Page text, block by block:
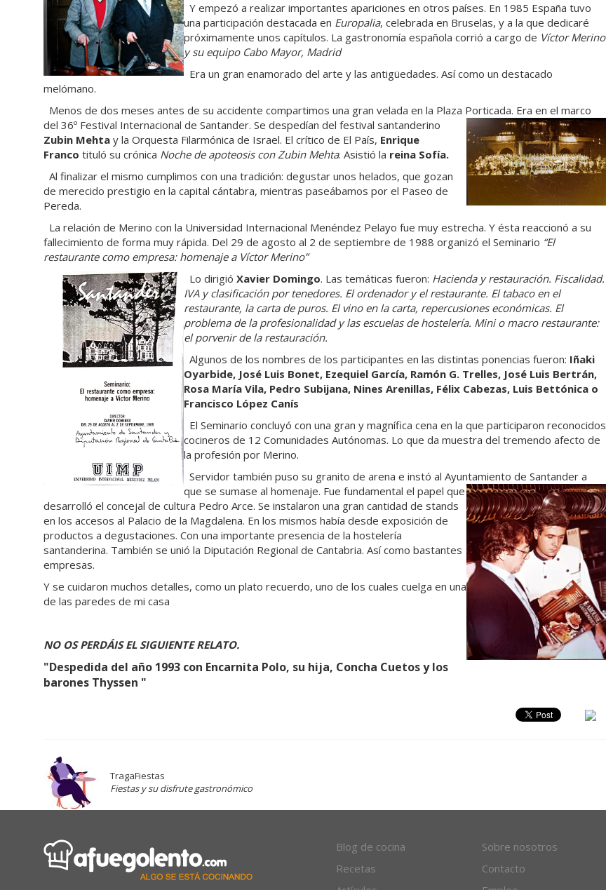
Y empezó a realizar importantes apariciones en otros países. En 1985 España tuvo
una participación destacada en Europalia, celebrada en Bruselas, y a la que dedicaré
próximamente unos capítulos. La gastronomía española corrió a cargo de Víctor Merino
y su equipo Cabo Mayor, Madrid
Era un gran enamorado del arte y las antigüedades. Así como un destacado
melómano.
Menos de dos meses antes de su accidente compartimos una gran velada en la Plaza Porticada. Era en el marco
del 36º Festival Internacional de Santander. Se despedían del festival santanderino
Zubin Mehta y la Orquesta Filarmónica de Israel. El crítico de El País, Enrique
Franco tituló su crónica Noche de apoteosis con Zubin Mehta. Asistió la reina Sofía.
Al finalizar el mismo cumplimos con una tradición: degustar unos helados, que gozan
de merecido prestigio en la capital cántabra, mientras paseábamos por el Paseo de
Pereda.
La relación de Merino con la Universidad Internacional Menéndez Pelayo fue muy estrecha. Y ésta reaccionó a su
fallecimiento de forma muy rápida. Del 29 de agosto al 2 de septiembre de 1988 organizó el Seminario “El
restaurante como empresa: homenaje a Víctor Merino”
Lo dirigió Xavier Domingo. Las temáticas fueron: Hacienda y restauración. Fiscalidad.
IVA y clasificación por tenedores. El ordenador y el restaurante. El tabaco en el
restaurante, la carta de puros. El vino en la carta, repercusiones económicas. El
problema de la profesionalidad y las escuelas de hostelería. Mini o macro restaurante:
el porvenir de la restauración.
Algunos de los nombres de los participantes en las distintas ponencias fueron: Iñaki
Oyarbide, José Luis Bonet, Ezequiel García, Ramón G. Trelles, José Luis Bertrán,
Rosa María Vila, Pedro Subijana, Nines Arenillas, Félix Cabezas, Luis Bettónica o
Francisco López Canís
El Seminario concluyó con una gran y magnífica cena en la que participaron reconocidos
cocineros de 12 Comunidades Autónomas. Lo que da muestra del tremendo afecto de
la profesión por Merino.
Servidor también puso su granito de arena e instó al Ayuntamiento de Santander a
que se sumase al homenaje. Fue fundamental el papel que
desarrolló el concejal de cultura Pedro Arce. Se instalaron una gran cantidad de stands
en los accesos al Palacio de la Magdalena. En los mismos había desde exposición de
productos a degustaciones. Con una importante presencia de la hostelería
santanderina. También se unió la Diputación Regional de Cantabria. Así como bastantes
empresas.
Y se cuidaron muchos detalles, como un plato recuerdo, uno de los cuales cuelga en una
de las paredes de mi casa
NO OS PERDÁIS EL SIGUIENTE RELATO.
"Despedida del año 1993 con Encarnita Polo, su hija, Concha Cuetos y los
barones Thyssen "
TragaFiestas
Fiestas y su disfrute gastronómico
Blog de cocina
Recetas
Sobre nosotros
Contacto